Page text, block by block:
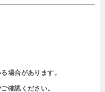
場合があります。
確認ください。